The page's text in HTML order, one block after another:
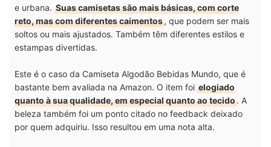
e urbana. Suas camisetas são mais básicas, com corte
reto, mas com diferentes caimentos, que podem ser mais
soltos ou mais ajustados. Também têm diferentes estilos e
estampas divertidas.
Este é o caso da Camiseta Algodão Bebidas Mundo, que é
bastante bem avaliada na Amazon. O item foi elogiado
quanto à sua qualidade, em especial quanto ao tecido. A
beleza também foi um ponto citado no feedback deixado
por quem adquiriu. Isso resultou em uma nota alta.